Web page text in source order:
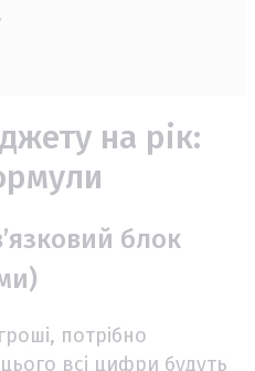
на рік:
блок
потрібно
всі цифри будуть